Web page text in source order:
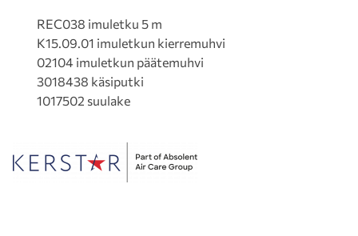
REC038 imuletku 5 m
K15.09.01 imuletkun kierremuhvi
02104 imuletkun päätemuhvi
3018438 käsiputki
1017502 suulake